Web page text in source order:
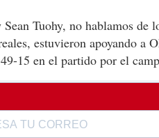
Tuohy, no hablamos de
estuvieron apoyando a
15 en el partido por el